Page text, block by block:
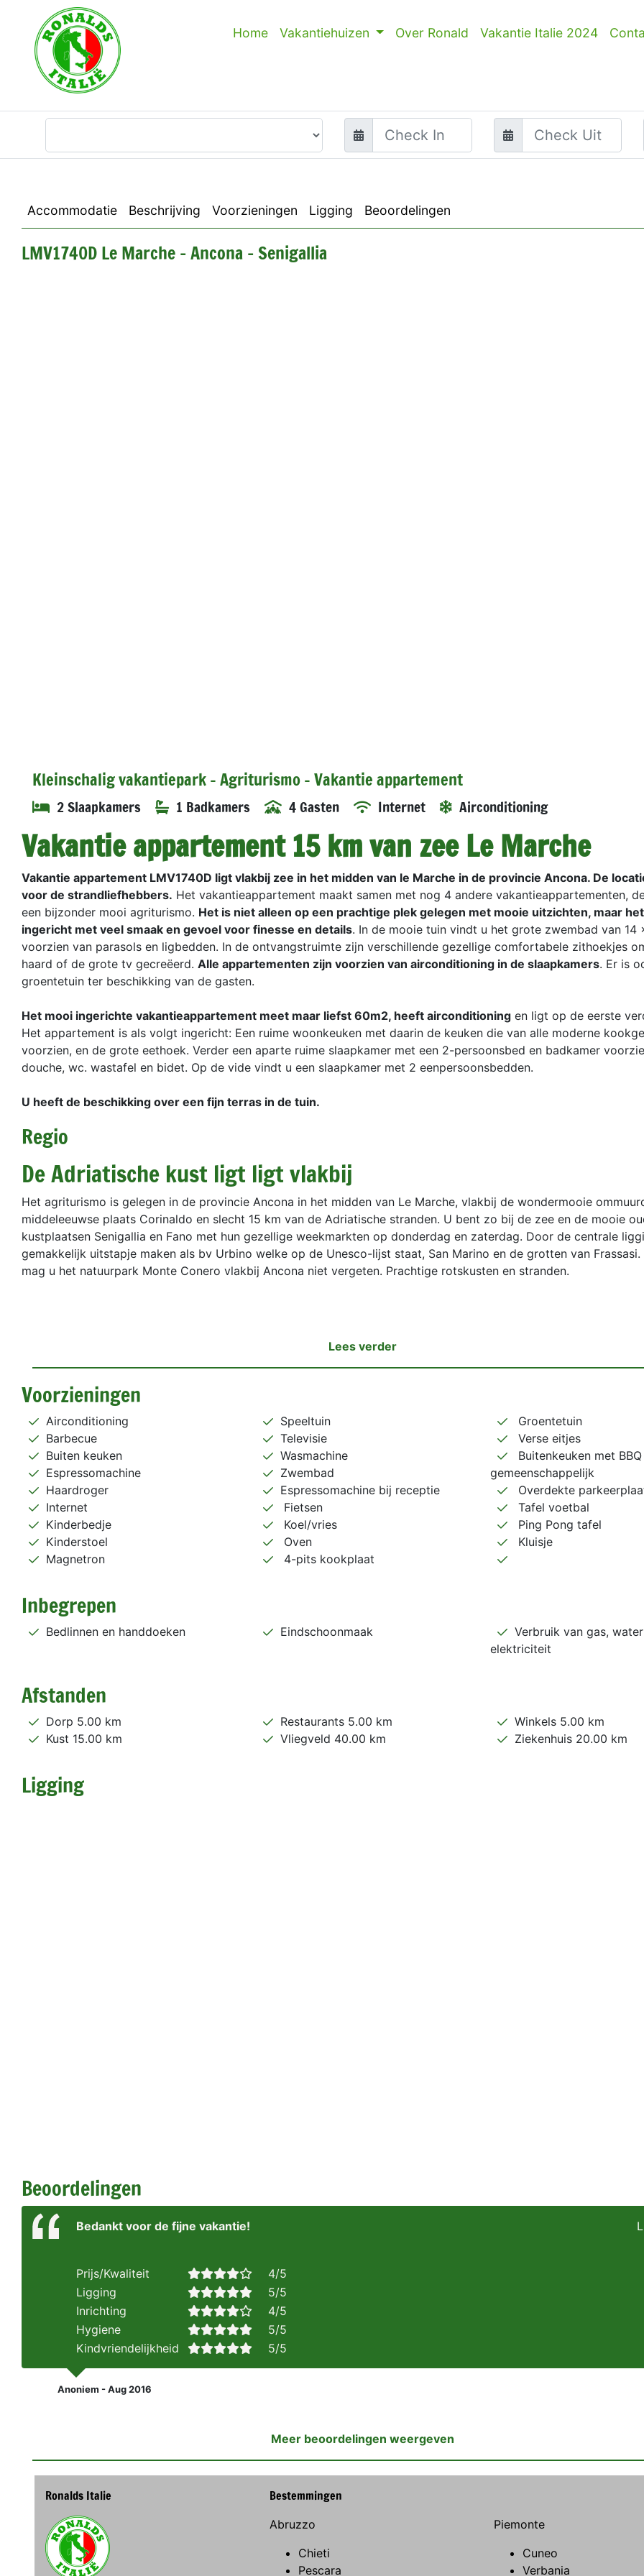
Home Vakantiehuizen Over Ronald Vakantie Italie 2024
wilt u heen?
Accommodatie Beschrijving Voorzieningen Ligging Beoordelingen
LMV1740D Le Marche - Ancona - Senigallia
Kleinschalig vakantiepark - Agriturismo - Vakantie appartement
2 Slaapkamers 1 Badkamers 4 Gasten Internet Airconditioning
Vakantie appartement 15 km van zee Le Marche
Vakantie appartement LMV1740D ligt vlakbij zee in het midden van le Marche in de provincie Ancona. De
voor de strandliefhebbers. Het vakantieappartement maakt samen met nog 4 andere vakantieappartementen,
een bijzonder mooi agriturismo. Het is niet alleen op een prachtige plek gelegen met mooie uitzichten, maar
ingericht met veel smaak en gevoel voor finesse en details. In de mooie tuin vindt u het grote zwembad van 14
voorzien van parasols en ligbedden. In de ontvangstruimte zijn verschillende gezellige comfortabele zithoekjes
haard of de grote tv gecreëerd. Alle appartementen zijn voorzien van airconditioning in de slaapkamers. Er is
groentetuin ter beschikking van de gasten.
Het mooi ingerichte vakantieappartement meet maar liefst 60m2, heeft airconditioning en ligt op de eerste
Het appartement is als volgt ingericht: Een ruime woonkeuken met daarin de keuken die van alle moderne
voorzien, en de grote eethoek. Verder een aparte ruime slaapkamer met een 2-persoonsbed en badkamer
douche, wc. wastafel en bidet. Op de vide vindt u een slaapkamer met 2 eenpersoonsbedden.
U heeft de beschikking over een fijn terras in de tuin.
Regio
De Adriatische kust ligt ligt vlakbij
Het agriturismo is gelegen in de provincie Ancona in het midden van Le Marche, vlakbij de wondermooie
middeleeuwse plaats Corinaldo en slecht 15 km van de Adriatische stranden. U bent zo bij de zee en de mooie
kustplaatsen Senigallia en Fano met hun gezellige weekmarkten op donderdag en zaterdag. Door de centrale
gemakkelijk uitstapje maken als bv Urbino welke op de Unesco-lijst staat, San Marino en de grotten van
mag u het natuurpark Monte Conero vlakbij Ancona niet vergeten. Prachtige rotskusten en stranden.
Lees verder
Voorzieningen
Airconditioning
Barbecue
Buiten keuken
Espressomachine
Haardroger
Internet
Kinderbedje
Kinderstoel
Magnetron
Speeltuin
Televisie
Wasmachine
Zwembad
Espressomachine bij receptie
Fietsen
Koel/vries
Oven
4-pits kookplaat
Groentetuin
Verse eitjes
Buitenkeuken met BBQ
gemeenschappelijk
Overdekte
Tafel voetbal
Ping Pong tafel
Kluisje
Inbegrepen
Bedlinnen en handdoeken Eindschoonmaak
Verbruik van gas,
elektriciteit
Afstanden
Dorp 5.00 km
Kust 15.00 km
Restaurants 5.00 km
Vliegveld 40.00 km
Winkels 5.00 km
Ziekenhuis 20.00 km
Ligging
Beoordelingen
Bedankt voor de fijne vakantie!
Prijs/Kwaliteit
4/5
Ligging
5/5
Inrichting
4/5
Hygiene
5/5
Kindvriendelijkheid
5/5
Anoniem - Aug 2016
Meer beoordelingen weergeven
Ronalds Italie Bestemmingen
Abruzzo
Chieti
Pescara
Piemonte
Cuneo
Verbania